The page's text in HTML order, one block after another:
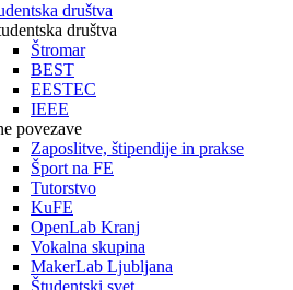
društva
društva
Štromar
BEST
EESTEC
IEEE
povezave
Zaposlitve, štipendije in prakse
Šport na FE
Tutorstvo
KuFE
OpenLab Kranj
Vokalna skupina
MakerLab Ljubljana
Študentski svet